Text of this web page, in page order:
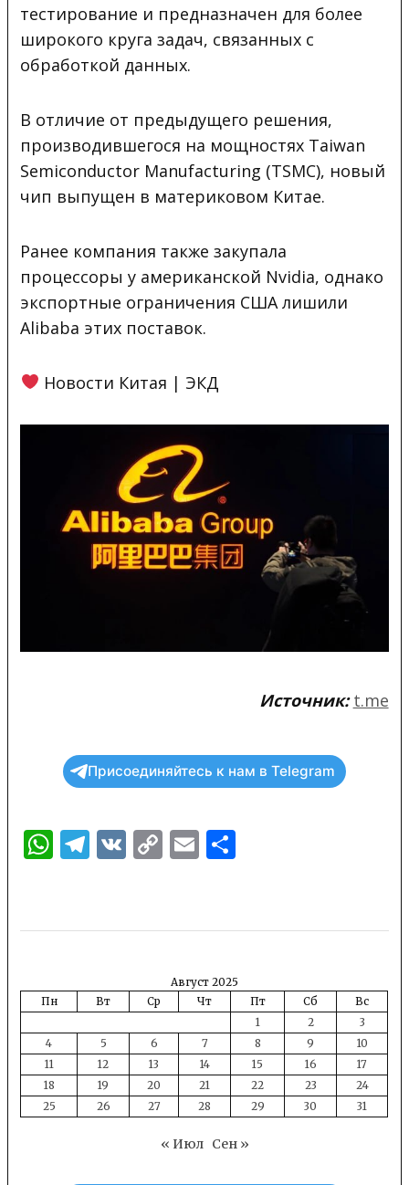
тестирование и предназначен для более
широкого круга задач, связанных с
обработкой данных.
В отличие от предыдущего решения,
производившегося на мощностях Taiwan
Semiconductor Manufacturing (TSMC), новый
чип выпущен в материковом Китае.
Ранее компания также закупала
процессоры у американской Nvidia, однако
экспортные ограничения США лишили
Alibaba этих поставок.
Новости Китая | ЭКД
Источник: t.me
Присоединяйтесь к нам в Telegram
WhatsApp
Telegram
VKCopyEmail
Август 2025
Пн
Вт Ср Чт Пт Сб
Вс
1
2
3
4
5 6 7 8 9
10
11
12 13 14 15 16
17
18
19 20 21 22 23
24
25
26 27 28 29 30 31
« Июл Сен »